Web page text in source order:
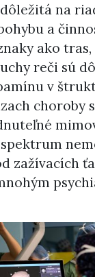
na
a
ako
reči sú
v
choroby
zažívacích